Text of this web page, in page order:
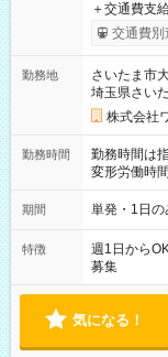
＋交通費支給 ★交通費全額支給！ ┗案件により規定あり ★
いOK！（
ンビニATMか
交通費別
勤務地
さいたま市
埼玉県さい
株式会社
勤務時間
勤務時間は
変形労働時間制 想
～21：00
期間 単発・1日の
特徴
週1日から
募集
気になる！